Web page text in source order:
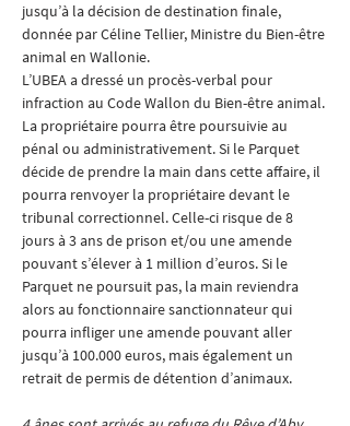
jusqu’à la décision de destination finale,
donnée par Céline Tellier, Ministre du Bien-être
animal en Wallonie.
L’UBEA a dressé un procès-verbal pour
infraction au Code Wallon du Bien-être animal.
La propriétaire pourra être poursuivie au
pénal ou administrativement. Si le Parquet
décide de prendre la main dans cette affaire, il
pourra renvoyer la propriétaire devant le
tribunal correctionnel. Celle-ci risque de 8
jours à 3 ans de prison et/ou une amende
pouvant s’élever à 1 million d’euros. Si le
Parquet ne poursuit pas, la main reviendra
alors au fonctionnaire sanctionnateur qui
pourra infliger une amende pouvant aller
jusqu’à 100.000 euros, mais également un
retrait de permis de détention d’animaux.